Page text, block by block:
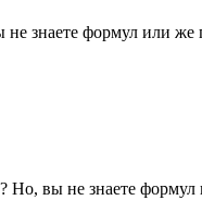
знаете формул или
вы не знаете формул